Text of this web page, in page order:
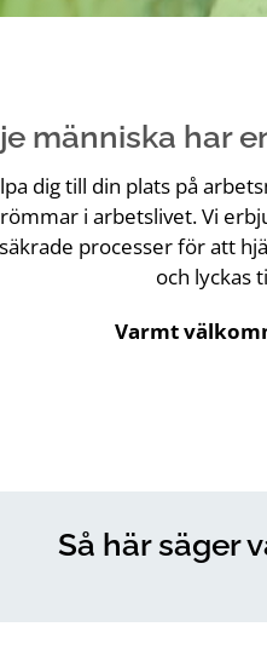
människa har
dig till din plats på
i arbetslivet. Vi
processer för att
och lyckas
Varmt
Så här säger